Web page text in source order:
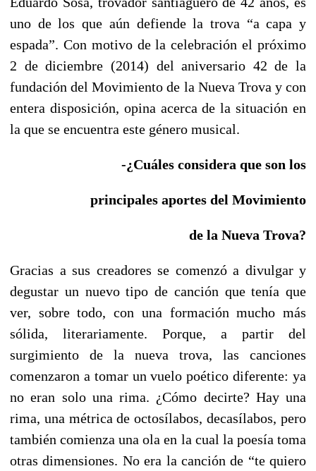
uno de los que aún defiende la trova “a capa y
espada”. Con motivo de la celebración el próximo
2 de diciembre (2014) del aniversario 42 de la
fundación del Movimiento de la Nueva Trova y con
entera disposición, opina acerca de la situación en
la que se encuentra este género musical.
-¿Cuáles considera que son los
principales aportes del Movimiento
de la Nueva Trova?
Gracias a sus creadores se comenzó a divulgar y
degustar un nuevo tipo de canción que tenía que
ver, sobre todo, con una formación mucho más
sólida, literariamente. Porque, a partir del
surgimiento de la nueva trova, las canciones
comenzaron a tomar un vuelo poético diferente: ya
no eran solo una rima. ¿Cómo decirte? Hay una
rima, una métrica de octosílabos, decasílabos, pero
también comienza una ola en la cual la poesía toma
otras dimensiones. No era la canción de “te quiero